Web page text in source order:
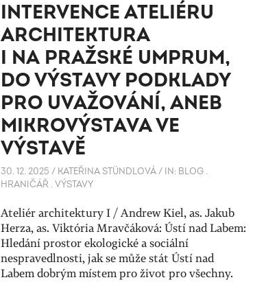
INTERVENCE ATELIÉRU
ARCHITEKTURA
I NA PRAŽSKÉ UMPRUM,
DO VÝSTAVY PODKLADY
PRO UVAŽOVÁNÍ, ANEB
MIKROVÝSTAVA VE
VÝSTAVĚ
30. 12. 2025 / KATEŘINA STÜNDLOVÁ / IN: BLOG.
HRANIČÁŘ . VÝSTAVY
Ateliér architektury I / Andrew Kiel, as. Jakub
Herza, as. Viktória Mravčáková: Ústí nad Labem:
Hledání prostor ekologické a sociální
nespravedlnosti, jak se může stát Ústí nad
Labem dobrým místem pro život pro všechny.